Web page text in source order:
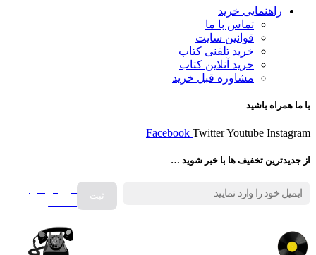
راهنمایی خرید
تماس با ما
قوانین سایت
خرید تلفنی کتاب
خرید آنلاین کتاب
مشاوره قبل خرید
با ما همراه باشید
Facebook TwitterYoutube Instagram
از جدیدترین تخفیف ها با خبر شوید …
فروش انواع